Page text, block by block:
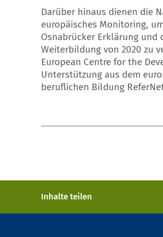
Darüber hinaus dienen die
europäisches Monitoring,
Osnabrücker Erklärung und
Weiterbildung von 2020 zu
European Centre for the
Unterstützung aus dem
beruflichen Bildung
Inhalte teilen